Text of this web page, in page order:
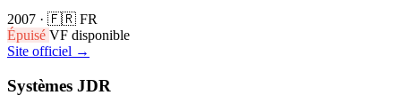
2007 · 🇫🇷 FR
Épuisé VF disponible
Site officiel →
Systèmes JDR